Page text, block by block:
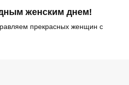
женским днем!
прекрасных женщин с